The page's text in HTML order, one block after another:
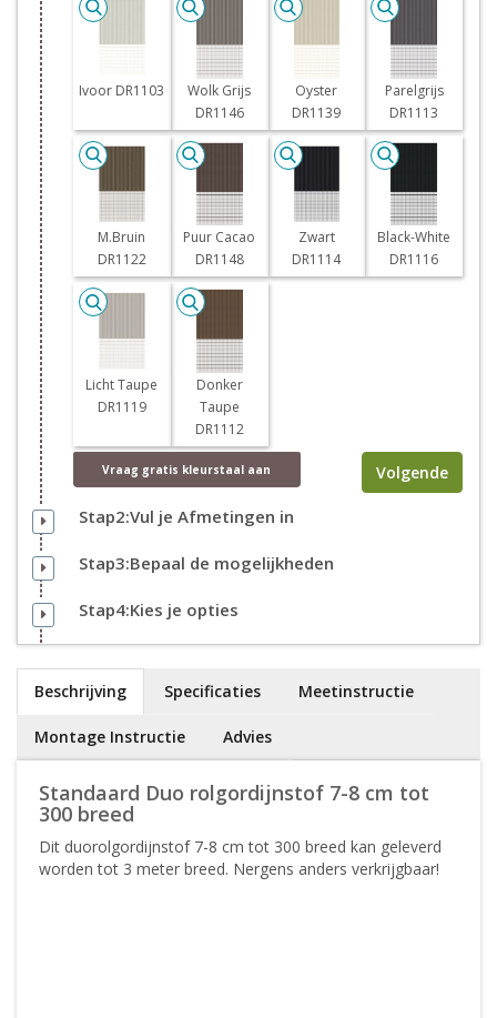
Ivoor DR1103
Wolk Grijs
DR1146
Oyster
DR1139
Parelgrijs
DR1113
M.Bruin
DR1122
Puur Cacao
DR1148
Zwart
DR1114
Black-White
DR1116
Licht Taupe
DR1119
Donker
Taupe
DR1112
Vraag gratis kleurstaal aan Volgende
Stap2:Vul je Afmetingen in
Stap3:Bepaal de mogelijkheden
Stap4:Kies je opties
Beschrijving Specificaties Meetinstructie
Montage Instructie Advies
Standaard Duo rolgordijnstof 7-8 cm tot
300 breed
Dit duorolgordijnstof 7-8 cm tot 300 breed kan geleverd
worden tot 3 meter breed. Nergens anders verkrijgbaar!